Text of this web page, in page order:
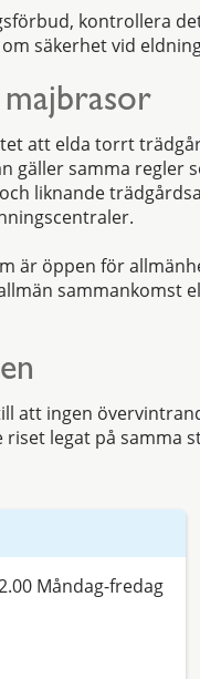
kontrollera
säkerhet vid
majbrasor
att elda torrt
gäller samma regler
liknande
är öppen för
sammankomst
att ingen
riset legat på samma
Måndag-fredag